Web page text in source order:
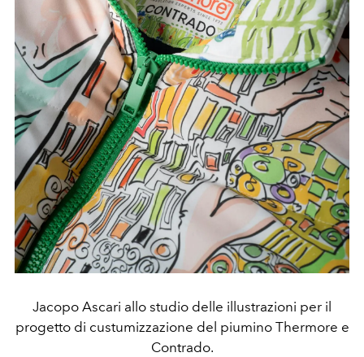
Jacopo Ascari allo studio delle illustrazioni per il
progetto di custumizzazione del piumino Thermore e
Contrado.